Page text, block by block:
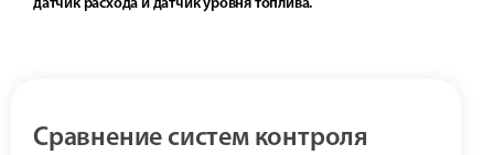
датчик расхода и датчик уровня топлива.
Сравнение систем контроля